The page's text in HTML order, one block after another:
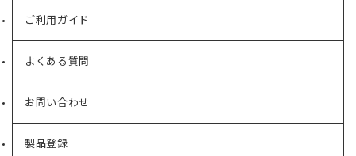
ご利用ガイド
よくある質問
お問い合わせ
製品登録